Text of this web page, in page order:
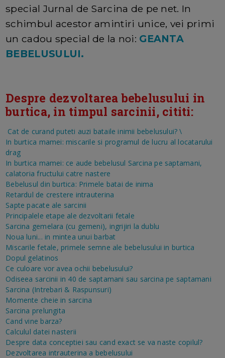
special Jurnal de Sarcina de pe net. In
schimbul acestor amintiri unice, vei primi
un cadou special de la noi: GEANTA
BEBELUSULUI.
Despre dezvoltarea bebelusului in
burtica, in timpul sarcinii, cititi:
Cat de curand puteti auzi bataile inimii bebelusului? \
In burtica mamei: miscarile si programul de lucru al locatarului
drag
In burtica mamei: ce aude bebelusul Sarcina pe saptamani,
calatoria fructului catre nastere
Bebelusul din burtica: Primele batai de inima
Retardul de crestere intrauterina
Sapte pacate ale sarcinii
Principalele etape ale dezvoltarii fetale
Sarcina gemelara (cu gemeni), ingrijiri la dublu
Noua luni... in mintea unui barbat
Miscarile fetale, primele semne ale bebelusului in burtica
Dopul gelatinos
Ce culoare vor avea ochii bebelusului?
Odiseea sarcinii in 40 de saptamani sau sarcina pe saptamani
Sarcina (Intrebari & Raspunsuri)
Momente cheie in sarcina
Sarcina prelungita
Cand vine barza?
Calculul datei nasterii
Despre data conceptiei sau cand exact se va naste copilul?
Dezvoltarea intrauterina a bebelusului